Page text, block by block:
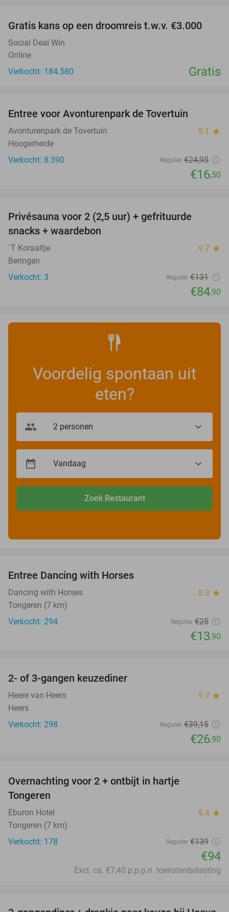
Gratis kans op een droomreis t.w.v. €3.000
Social Deal Win
Online
Verkocht: 184.580
Gratis
Entree voor Avonturenpark de Tovertuin
Avonturenpark de Tovertuin 9.1 star
Hoogerheide
Verkocht: 8.390
Regulier €24,95
€16,50
TODAY
Privésauna voor 2 (2,5 uur) + gefrituurde
snacks + waardebon
´T Koraaltje 9.7 star
Beringen
Verkocht: 3
Regulier €131
€84,90
Voordelig spontaan uit
eten?
Zoek Restaurant
Entree Dancing with Horses
Dancing with Horses 8.3 star
Tongeren (7 km)
Verkocht: 294
Regulier €25
€13,90
2- of 3-gangen keuzediner
Heere van Heers 9.7 star
Heers
Verkocht: 298
Regulier €39,15
€26,90
Overnachting voor 2 + ontbijt in hartje
Tongeren
Eburon Hotel 9.4 star
Tongeren (7 km)
Verkocht: 178
Regulier €139
€94
Excl. ca. €7,40 p.p.p.n. toeristenbelasting